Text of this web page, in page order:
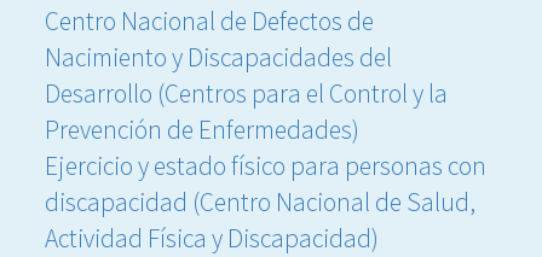
Centro Nacional de Defectos de
Nacimiento y Discapacidades del
Desarrollo (Centros para el Control y la
Prevención de Enfermedades)
Ejercicio y estado físico para personas con
discapacidad (Centro Nacional de Salud,
Actividad Física y Discapacidad)